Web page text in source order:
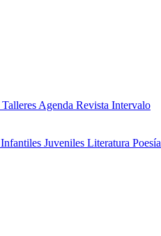
Talleres Agenda Revista Intervalo
Infantiles Juveniles Literatura Poesía